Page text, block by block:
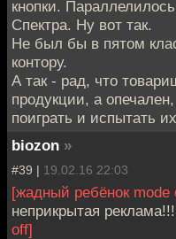
кнопки.
Спектра. Ну вот так.
Не был бы в пятом
контору.
А так - рад, что
продукции, а
поиграть и испытать
biozon »
#39 | 19.02.16 22:03
[жадный ребёнок mode
неприкрытая
off]